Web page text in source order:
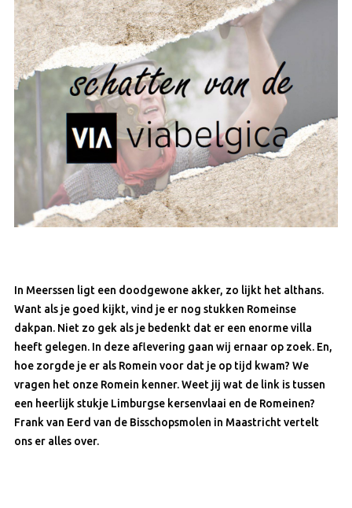
In Meerssen ligt een doodgewone akker, zo lijkt het althans.
Want als je goed kijkt, vind je er nog stukken Romeinse
dakpan. Niet zo gek als je bedenkt dat er een enorme villa
heeft gelegen. In deze aflevering gaan wij ernaar op zoek. En,
hoe zorgde je er als Romein voor dat je op tijd kwam? We
vragen het onze Romein kenner. Weet jij wat de link is tussen
een heerlijk stukje Limburgse kersenvlaai en de Romeinen?
Frank van Eerd van de Bisschopsmolen in Maastricht vertelt
ons er alles over.